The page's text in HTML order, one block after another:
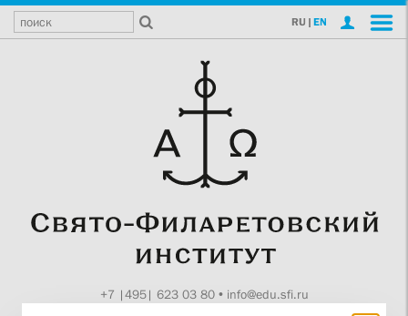
RU | EN
+7 |495| 623 03 80• info@edu.sfi.ru